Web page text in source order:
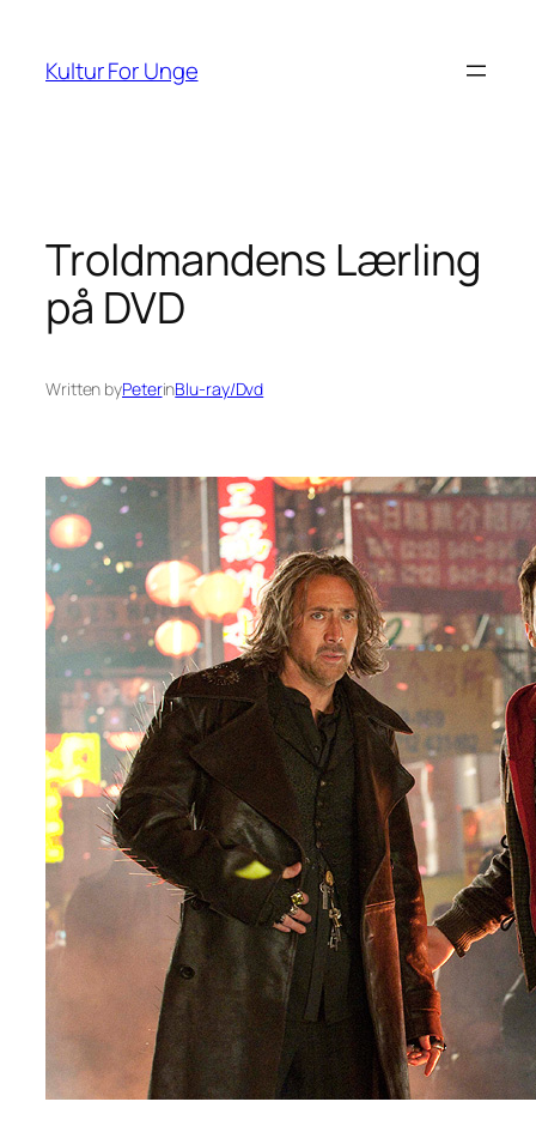
indhold
Kultur For Unge
Troldmandens Lærling
på DVD
Written byPeterinBlu-ray/Dvd